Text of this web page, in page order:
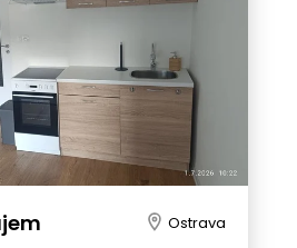
Ostrava